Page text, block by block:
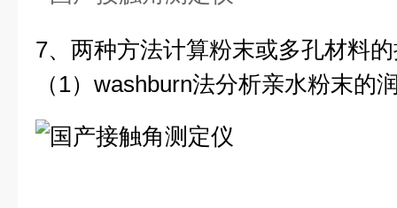
7、两种方法计算粉末或多孔材料
（1）washburn法分析亲水粉末的